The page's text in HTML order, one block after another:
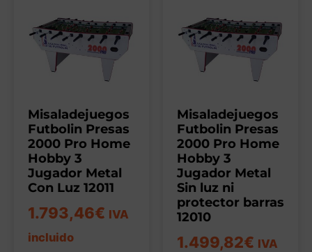
Misaladejuegos
Futbolin Presas
2000 Pro Home
Hobby 3
Jugador Metal
Con Luz 12011
1.793,46€ IVA
incluido
Misaladejuegos
Futbolin Presas
2000 Pro Home
Hobby 3
Jugador Metal
Sin luz ni
protector barras
12010
1.499,82€ IVA